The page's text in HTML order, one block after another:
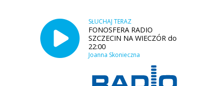
SŁUCHAJ TERAZ
FONOSFERA RADIO
SZCZECIN NA WIECZÓR do
22:00
Joanna Skonieczna